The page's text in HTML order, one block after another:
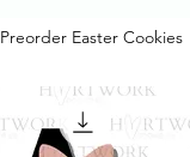
Preorder Easter Cookies